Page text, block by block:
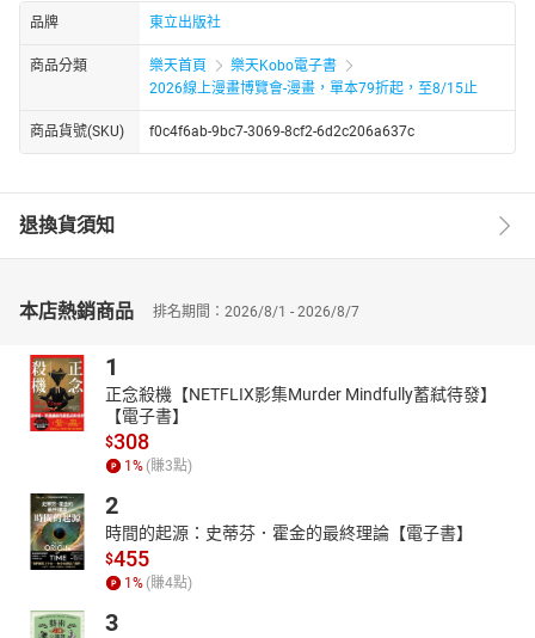
品牌 東立出版社
商品分類 樂天首頁
樂天Kobo電子書
2026線上漫畫博覽會-漫畫，單本79折起，至8/15止
商品貨號(SKU) f0c4f6ab-9bc7-3069-8cf2-6d2c206a637c
退換貨須知
本店熱銷商品 排名期間：2026/8/1 - 2026/8/7
1
正念殺機【NETFLIX影集Murder Mindfully蓄弒待發】
【電子書】
$308
1% (賺3點)
2
時間的起源：史蒂芬．霍金的最終理論【電子書】
$455
1% (賺4點)
3